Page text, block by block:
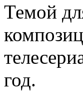
Темой
год.